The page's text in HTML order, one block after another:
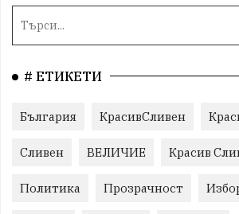
# ЕТИКЕТИ
България КрасивСливен
Сливен ВЕЛИЧИЕ Красив
Политика Прозрачност